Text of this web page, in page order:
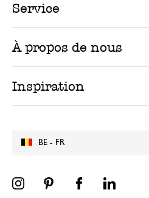
BE - FR
Service
À propos de nous
Inspiration